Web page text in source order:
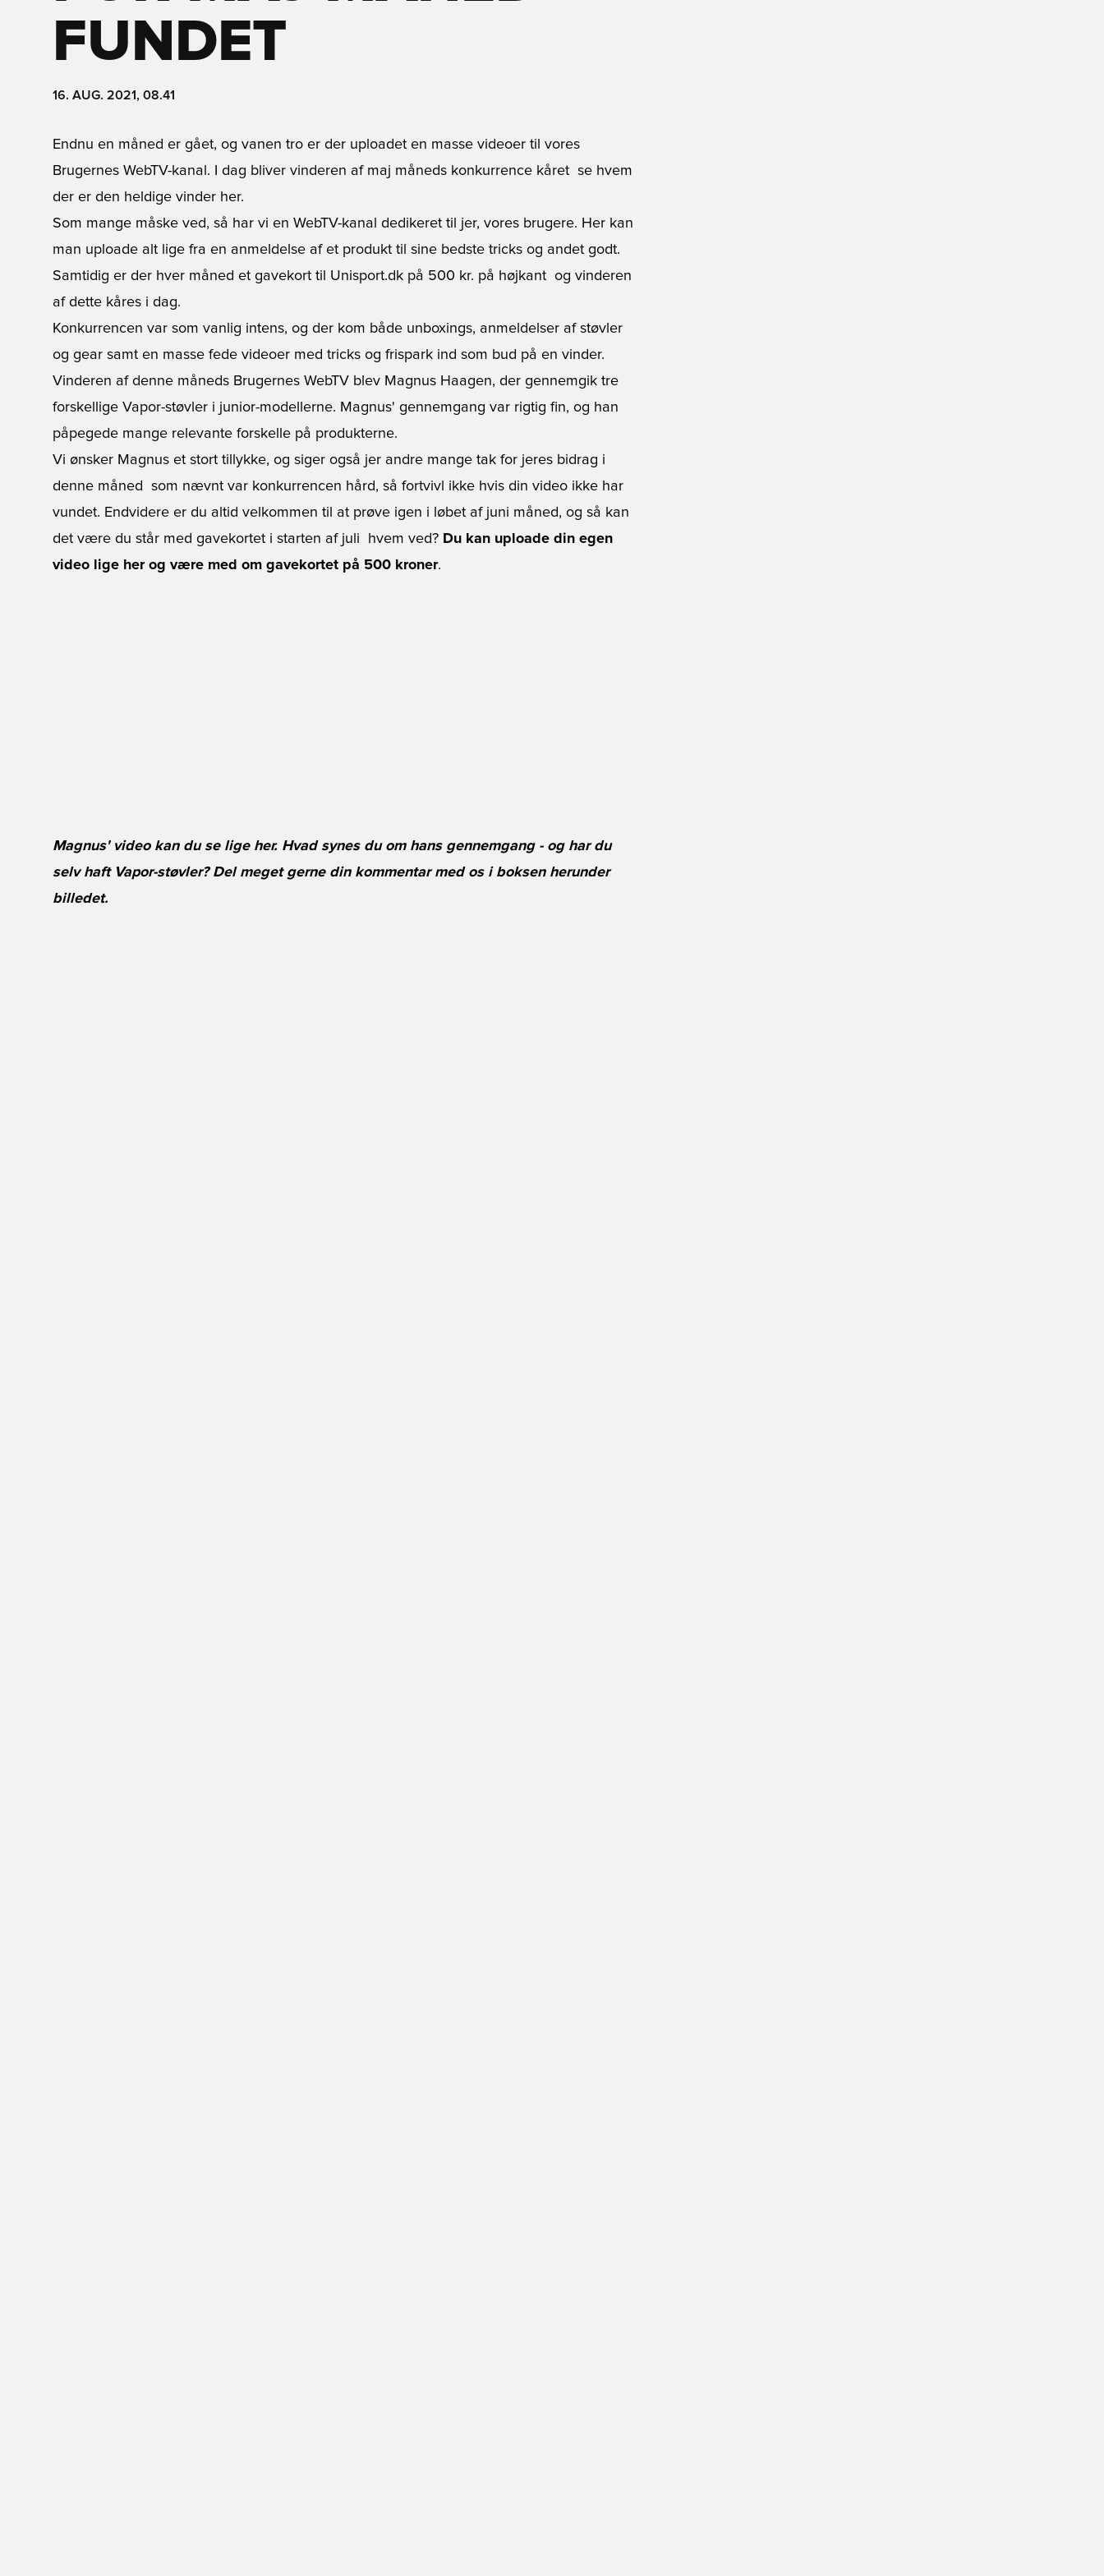
FUNDET
16. AUG. 2021, 08.41
Endnu en måned er gået, og vanen tro er der uploadet en masse videoer til vores
Brugernes WebTV-kanal. I dag bliver vinderen af maj måneds konkurrence kåret  se hvem
der er den heldige vinder her.
Som mange måske ved, så har vi en WebTV-kanal dedikeret til jer, vores brugere. Her kan
man uploade alt lige fra en anmeldelse af et produkt til sine bedste tricks og andet godt.
Samtidig er der hver måned et gavekort til Unisport.dk på 500 kr. på højkant  og vinderen
af dette kåres i dag.
Konkurrencen var som vanlig intens, og der kom både unboxings, anmeldelser af støvler
og gear samt en masse fede videoer med tricks og frispark ind som bud på en vinder.
Vinderen af denne måneds Brugernes WebTV blev Magnus Haagen, der gennemgik tre
forskellige Vapor-støvler i junior-modellerne. Magnus' gennemgang var rigtig fin, og han
påpegede mange relevante forskelle på produkterne.
Vi ønsker Magnus et stort tillykke, og siger også jer andre mange tak for jeres bidrag i
denne måned  som nævnt var konkurrencen hård, så fortvivl ikke hvis din video ikke har
vundet. Endvidere er du altid velkommen til at prøve igen i løbet af juni måned, og så kan
det være du står med gavekortet i starten af juli  hvem ved? Du kan uploade din egen
video lige her og være med om gavekortet på 500 kroner.
Magnus' video kan du se lige her. Hvad synes du om hans gennemgang - og har du
selv haft Vapor-støvler? Del meget gerne din kommentar med os i boksen herunder
billedet.